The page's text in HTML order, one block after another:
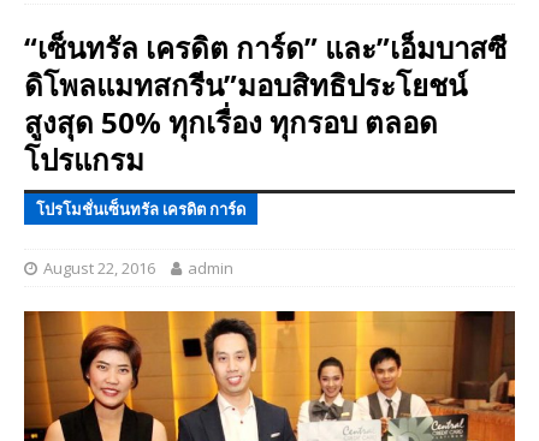
“เซ็นทรัล เครดิต การ์ด” และ”เอ็มบาสซี
ดิโพลแมทสกรีน”มอบสิทธิประโยชน์
สูงสุด 50% ทุกเรื่อง ทุกรอบ ตลอด
โปรแกรม
โปรโมชั่นเซ็นทรัล เครดิต การ์ด
August 22, 2016 admin